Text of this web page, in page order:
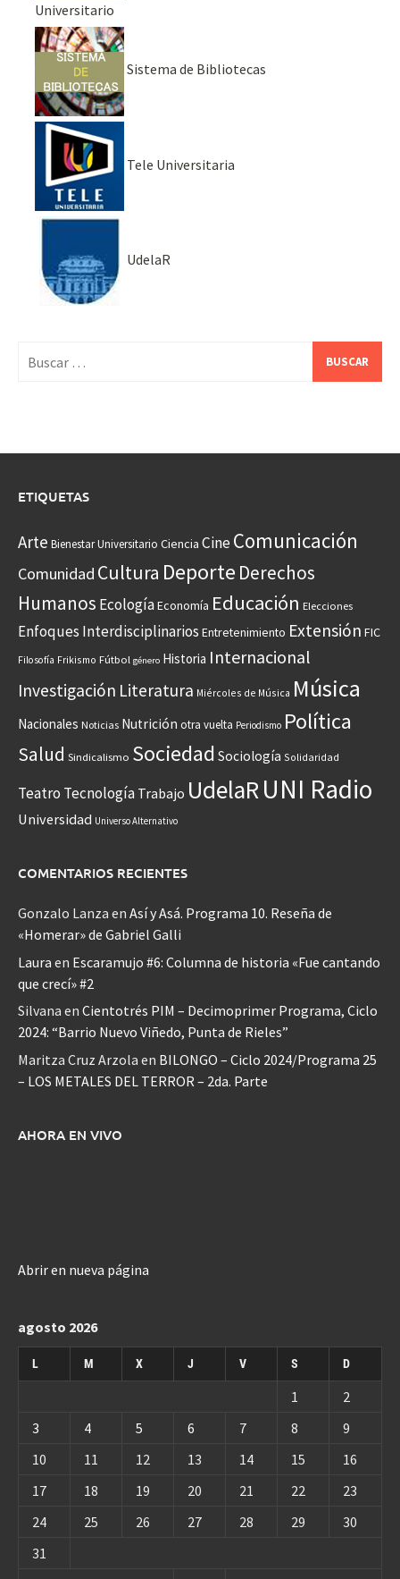
Universitario
Sistema de Bibliotecas
Tele Universitaria
UdelaR
ETIQUETAS
Arte Bienestar Universitario Ciencia CineComunicación
Comunidad Cultura Deporte Derechos
Humanos EcologíaEconomía Educación Elecciones
Enfoques Interdisciplinarios Entretenimiento Extensión FIC
Filosofía Frikismo Fútbol género Historia Internacional
Investigación Literatura Miércoles de Música Música
Nacionales Noticias Nutrición otra vuelta Periodismo Política
Salud Sindicalismo Sociedad Sociología Solidaridad
Teatro Tecnología Trabajo UdelaRUNI Radio
Universidad Universo Alternativo
COMENTARIOS RECIENTES
Gonzalo Lanza en Así y Asá. Programa 10. Reseña de
«Homerar» de Gabriel Galli
Laura en Escaramujo #6: Columna de historia «Fue cantando
que crecí» #2
Silvana en Cientotrés PIM – Decimoprimer Programa, Ciclo
2024: “Barrio Nuevo Viñedo, Punta de Rieles”
Maritza Cruz Arzola en BILONGO – Ciclo 2024/Programa 25
– LOS METALES DEL TERROR – 2da. Parte
AHORA EN VIVO
Abrir en nueva página
agosto 2026
L M X J V S D
1
2
3
4 5 6 7 8
9
10
11 12 13 14 15
16
17
18 19 20 21 22
23
24
25 26 27 28 29
30
31